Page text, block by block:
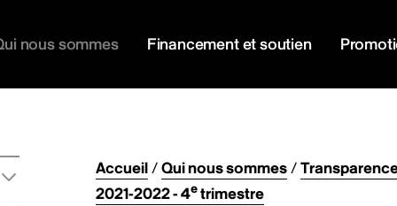
nous sommes Financement et soutien
Accueil/Qui nous sommes/
2021-2022 - 4etrimestre